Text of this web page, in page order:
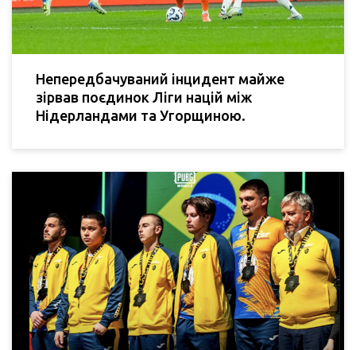
Непередбачуваний інцидент майже
зірвав поєдинок Ліги націй між
Нідерландами та Угорщиною.